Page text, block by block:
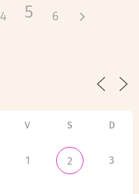
4 5 6
V S D
1 2 3